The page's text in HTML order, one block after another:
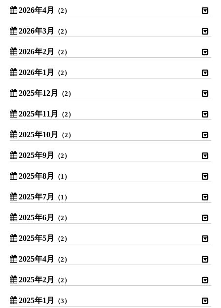
2026年4月 （2）
2026年3月 （2）
2026年2月 （2）
2026年1月 （2）
2025年12月 （2）
2025年11月 （2）
2025年10月 （2）
2025年9月 （2）
2025年8月 （1）
2025年7月 （1）
2025年6月 （2）
2025年5月 （2）
2025年4月 （2）
2025年2月 （2）
2025年1月 （3）